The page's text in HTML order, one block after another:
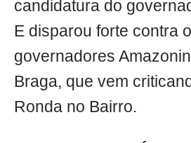
candidatura do
E disparou forte contra
governadores
Braga, que vem
Ronda no Bairro.